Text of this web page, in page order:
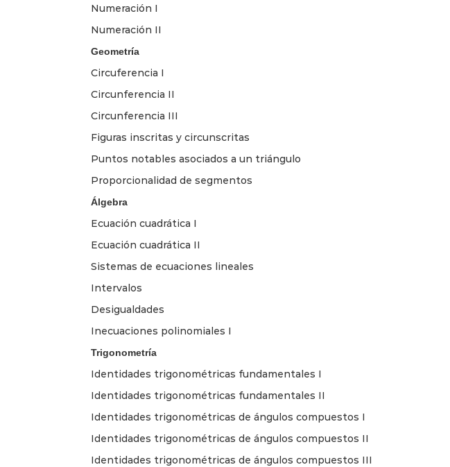
Numeración I
Numeración II
Geometría
Circuferencia I
Circunferencia II
Circunferencia III
Figuras inscritas y circunscritas
Puntos notables asociados a un triángulo
Proporcionalidad de segmentos
Álgebra
Ecuación cuadrática I
Ecuación cuadrática II
Sistemas de ecuaciones lineales
Intervalos
Desigualdades
Inecuaciones polinomiales I
Trigonometría
Identidades trigonométricas fundamentales I
Identidades trigonométricas fundamentales II
Identidades trigonométricas de ángulos compuestos I
Identidades trigonométricas de ángulos compuestos II
Identidades trigonométricas de ángulos compuestos III